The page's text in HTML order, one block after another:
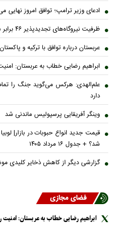
ادعای وزیر ترامپ؛ توافق امروز نهایی
ظرفیت نیروگاه‌های تجدیدپذیر ۴۶ برابر شد
عربستان درباره توافق با ترکیه و
ابراهیم رضایی خطاب به عربستان:
علم‌الهدی: هرکس می‌گوید جنگ را
دارد
وینگر آفریقایی پرسپولیس ماندنی شد
قیمت جدید انواع حبوبات در بازار|
شد؟ + جدول ۱۶ مرداد ۱۴۰۵
گزارشی دیگر از کاهش ذخایر کلیدی
فضای مجازی
ابراهیم رضایی خطاب به عربستان: امنیت